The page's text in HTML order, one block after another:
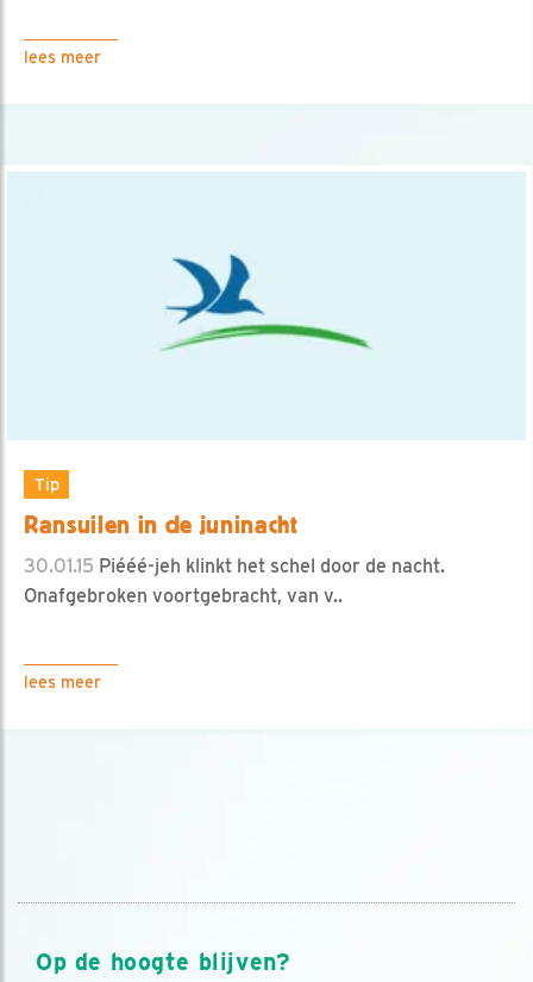
lees meer
Tip
Ransuilen in de juninacht
30.01.15 Piééé-jeh klinkt het schel door de nacht.
Onafgebroken voortgebracht, van v..
lees meer
Op de hoogte blijven?